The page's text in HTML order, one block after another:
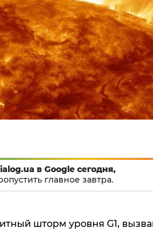
в Google сегодня,
главное завтра.
шторм уровня G1,